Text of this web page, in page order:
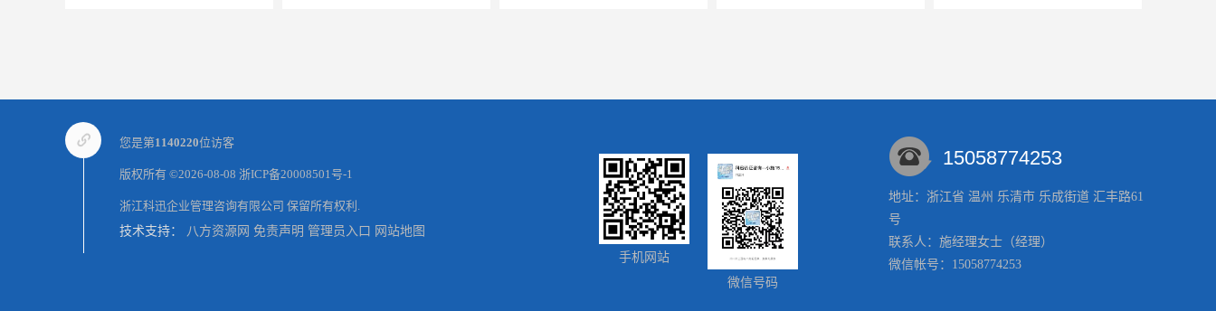
福建省地区提供矿安认证代理服务让您贴心顺心的专业代理机构 江西九江浔阳区提供矿安认证咨询专业服务矿安代理欢迎垂询 丽水、宁波、杭州提供矿安认证专业咨询服务机构让你拿本放心
您是第1140220位访客
版权所有 ©2026-08-08 浙ICP备20008501号-1
浙江科迅企业管理咨询有限公司 保留所有权利.
技术支持： 八方资源网 免责声明 管理员入口 网站地图
手机网站
微信号码
15058774253
地址：浙江省 温州 乐清市 乐成街道 汇丰路61
号
联系人：施经理女士 （经理）
微信帐号：15058774253